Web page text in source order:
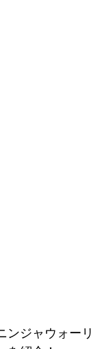
ンジャウォーリ